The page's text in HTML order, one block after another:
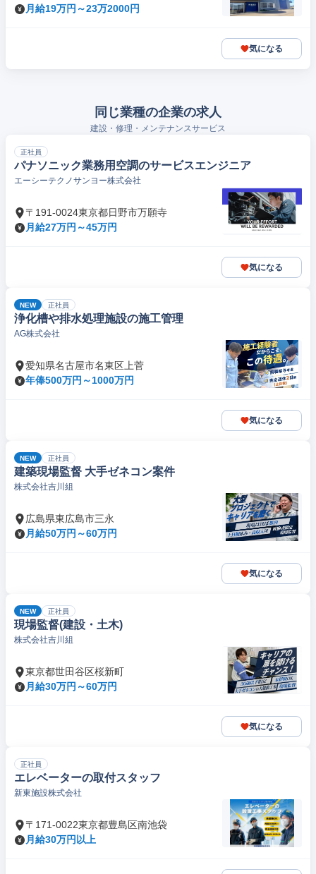
月給19万円～23万2000円
気になる
同じ業種の企業の求人
建設・修理・メンテナンスサービス
正社員
パナソニック業務用空調のサービスエンジニア
エーシーテクノサンヨー株式会社
〒191-0024東京都日野市万願寺
月給27万円～45万円
気になる
NEW 正社員
浄化槽や排水処理施設の施工管理
AG株式会社
愛知県名古屋市名東区上菅
年俸500万円～1000万円
気になる
NEW 正社員
建築現場監督 大手ゼネコン案件
株式会社吉川組
広島県東広島市三永
月給50万円～60万円
気になる
NEW 正社員
現場監督(建設・土木)
株式会社吉川組
東京都世田谷区桜新町
月給30万円～60万円
気になる
正社員
エレベーターの取付スタッフ
新東施設株式会社
〒171-0022東京都豊島区南池袋
月給30万円以上